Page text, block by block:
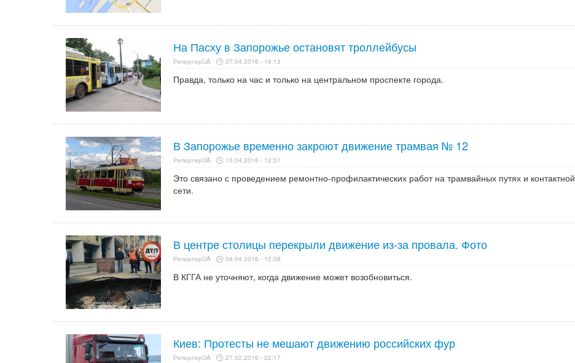
На Пасху в Запорожье остановят троллейбусы
РепортерUA 27.04.2016 - 16:13
Правда, только на час и только на центральном проспекте города.
В Запорожье временно закроют движение трамвая № 12
РепортерUA 15.04.2016 - 12:51
Это связано с проведением ремонтно-профилактических работ на трамвайных путях и контактной
сети.
В центре столицы перекрыли движение из-за провала. Фото
РепортерUA 08.04.2016 - 12:08
В КГГА не уточняют, когда движение может возобновиться.
Киев: Протесты не мешают движению российских фур
РепортерUA 27.02.2016 - 22:17